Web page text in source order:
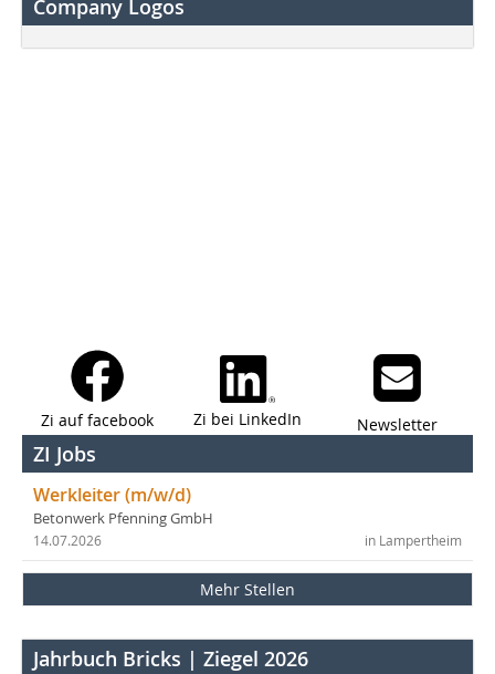
Company Logos
Zi auf facebook Zi bei LinkedIn Newsletter
ZI Jobs
Werkleiter (m/w/d)
Betonwerk Pfenning GmbH
in Lampertheim
14.07.2026
Mehr Stellen
Jahrbuch Bricks | Ziegel 2026